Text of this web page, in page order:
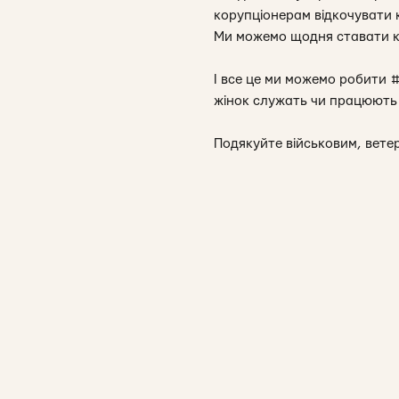
корупціонерам
Ми можемо щодня ставати
І все це ми можемо робити
жінок служать чи
Подякуйте військовим,